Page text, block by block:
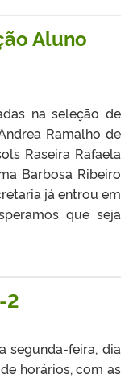
Aluno
na seleção de
Ramalho de
Raseira Rafaela
Barbosa Ribeiro
já entrou em
que seja
2
segunda-feira, dia
horários, com as